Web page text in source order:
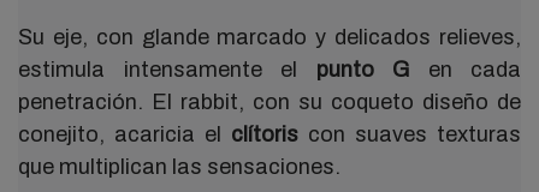
Su eje, con glande marcado y delicados relieves,
estimula intensamente el punto G en cada
penetración. El rabbit, con su coqueto diseño de
conejito, acaricia el clítoris con suaves texturas
que multiplican las sensaciones.